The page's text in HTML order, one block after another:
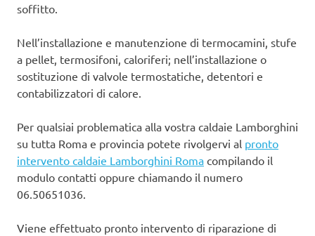
soffitto.
Nell’installazione e manutenzione di termocamini, stufe
a pellet, termosifoni, caloriferi; nell’installazione o
sostituzione di valvole termostatiche, detentori e
contabilizzatori di calore.
Per qualsiai problematica alla vostra caldaie Lamborghini
su tutta Roma e provincia potete rivolgervi al pronto
intervento caldaie Lamborghini Roma compilando il
modulo contatti oppure chiamando il numero
06.50651036.
Viene effettuato pronto intervento di riparazione di